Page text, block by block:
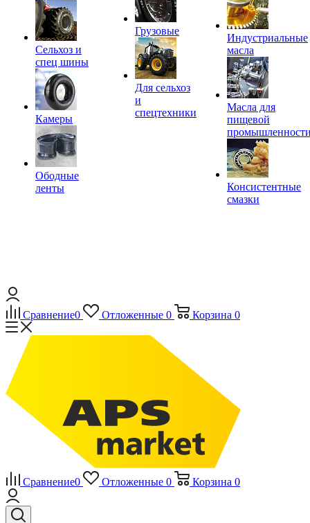
Сельхоз и
спец шины
Камеры
Ободные
ленты
Грузовые
Для сельхоз
и
спецтехники
Индустриальные
масла
Масла для
пищевой
Консистентные
смазки
Сравнение0 Отложенные 0 Корзина 0
Сравнение0 Отложенные 0 Корзина 0